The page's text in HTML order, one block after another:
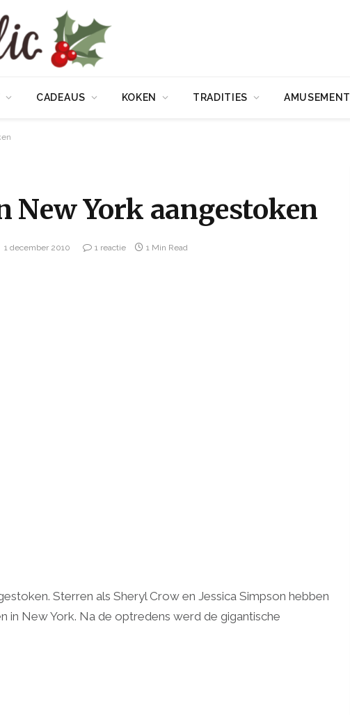
CADEAUS KOKEN TRADITIES AMUSEMENT
New York aangestoken
1 december 2010 1 reactie 1 Min Read
Sterren als Sheryl Crow en Jessica Simpson hebben
in New York. Na de optredens werd de gigantische